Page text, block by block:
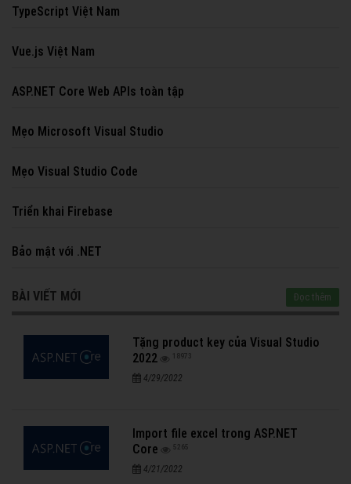
TypeScript Việt Nam
Vue.js Việt Nam
ASP.NET Core Web APIs toàn tập
Mẹo Microsoft Visual Studio
Mẹo Visual Studio Code
Triển khai Firebase
Bảo mật với .NET
BÀI VIẾT MỚI Đọc thêm
Tặng product key của Visual Studio
2022
18973
4/29/2022
Import file excel trong ASP.NET
Core
5265
4/21/2022